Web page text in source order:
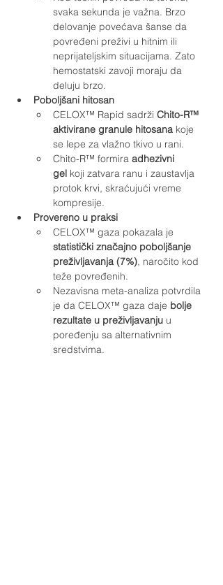
svaka sekunda je važna. Brzo
delovanje povećava šanse da
povređeni preživi u hitnim ili
neprijateljskim situacijama. Zato
hemostatski zavoji moraju da
deluju brzo.
Poboljšani hitosan
CELOX™ Rapid sadrži Chito-R™
aktivirane granule hitosana koje
se lepe za vlažno tkivo u rani.
Chito-R™ formira adhezivni
gel koji zatvara ranu i zaustavlja
protok krvi, skraćujući vreme
kompresije.
Provereno u praksi
CELOX™ gaza pokazala je
statistički značajno poboljšanje
preživljavanja (7%), naročito kod
teže povređenih.
Nezavisna meta-analiza potvrdila
je da CELOX™ gaza daje bolje
rezultate u preživljavanju u
poređenju sa alternativnim
sredstvima.